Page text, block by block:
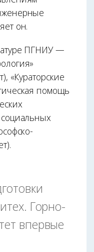
он.
ПГНИУ —
«Кураторские
помощь
Горно-
впервые